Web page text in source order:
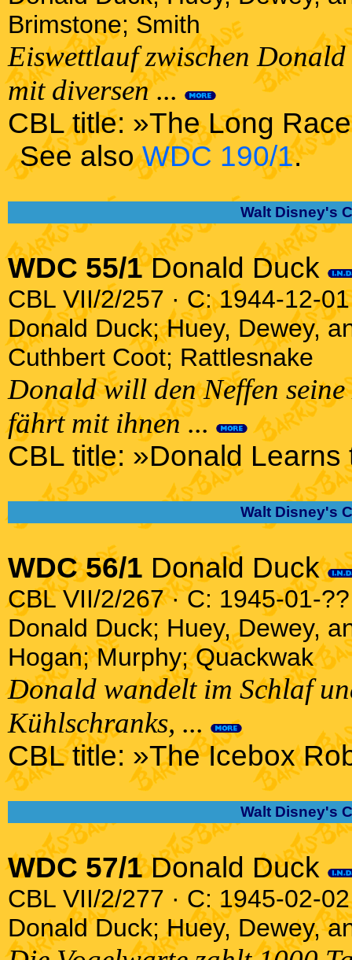
Brimstone; Smith
Eiswettlauf zwischen
mit diversen ...
CBL title: »The Long
See alsoWDC 190/1.
Walt Disney's
WDC 55/1 Donald Duck
CBL VII/2/257 · C: 1944-12-
Donald Duck; Huey, Dewey,
Cuthbert Coot; Rattlesnake
Donald will den Neffen
fährt mit ihnen ...
CBL title: »Donald Learns
Walt Disney's
WDC 56/1 Donald Duck
CBL VII/2/267 · C: 1945-01-
Donald Duck; Huey, Dewey,
Hogan; Murphy; Quackwak
Donald wandelt im Schlaf
Kühlschranks, ...
CBL title: »The Icebox
Walt Disney's
WDC 57/1 Donald Duck
CBL VII/2/277 · C: 1945-02-
Donald Duck; Huey, Dewey,